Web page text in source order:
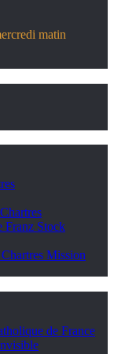
matin
Franz Stock
Mission
de France